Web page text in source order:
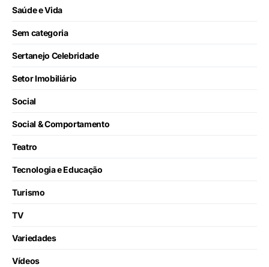
Saúde e Vida
Sem categoria
Sertanejo Celebridade
Setor Imobiliário
Social
Social & Comportamento
Teatro
Tecnologia e Educação
Turismo
TV
Variedades
Vídeos